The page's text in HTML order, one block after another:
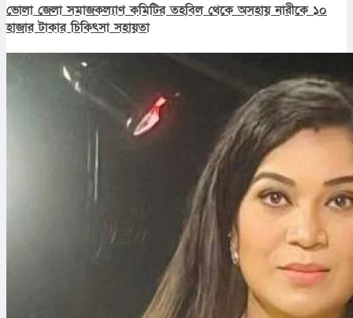
ভোলা জেলা সমাজকল্যাণ কমিটির তহবিল থেকে অসহায় নারীকে ১০
হাজার টাকার চিকিৎসা সহায়তা